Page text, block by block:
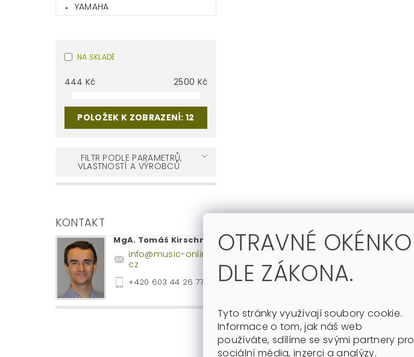
YAMAHA
NA SKLADĚ
444 Kč 2500 Kč
POLOŽEK K ZOBRAZENÍ:12
FILTR PODLE PARAMETRŮ,
VLASTNOSTÍ A VÝROBCŮ
KONTAKT
MgA. Tomáš Kirschner
info@music-online.
cz
+420 603 44 26 77
OTRAVNÉ OKÉNKO
DLE ZÁKONA.
Tyto stránky využívají soubory cookie.
Informace o tom, jak náš web
používáte, sdílíme se svými partnery pro
sociální média, inzerci a analýzy.